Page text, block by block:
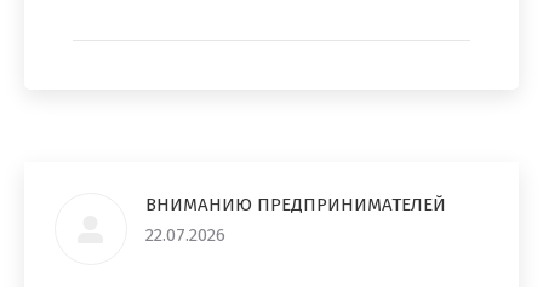
ВНИМАНИЮ ПРЕДПРИНИМАТЕЛЕЙ
22.07.2026